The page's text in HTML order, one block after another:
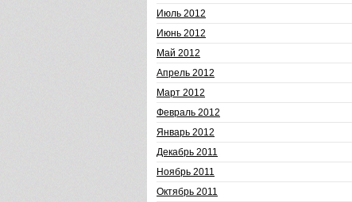
Июль 2012
Июнь 2012
Май 2012
Апрель 2012
Март 2012
Февраль 2012
Январь 2012
Декабрь 2011
Ноябрь 2011
Октябрь 2011